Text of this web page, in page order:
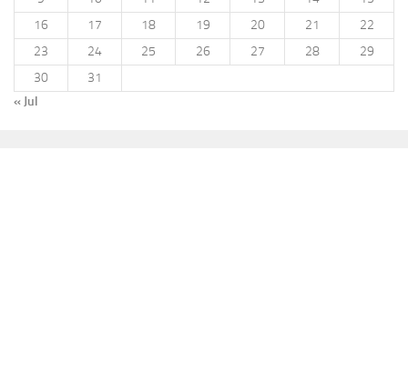
16
17 18 19 20 21
22
23
24 25 26 27 28
29
30
31
« Jul